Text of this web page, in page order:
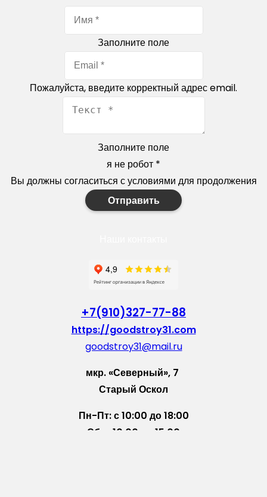
Заполните поле
Пожалуйста, введите корректный адрес email.
Заполните поле
я не робот *
Вы должны согласиться с условиями для продолжения
Отправить
+7(910)327-77-88
https://goodstroy31.com
goodstroy31@mail.ru
мкр. «Северный», 7
Старый Оскол
Пн-Пт: с 10:00 до 18:00
Сб: с 10:00 до 15:00